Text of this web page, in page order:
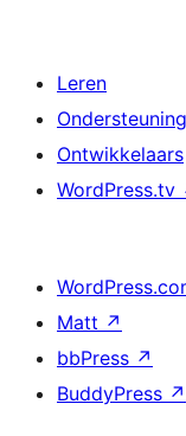
Leren
Ondersteuning
Ontwikkelaars
WordPress.tv
Matt ↗
bbPress ↗
BuddyPress ↗